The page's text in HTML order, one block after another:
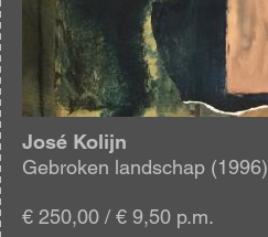
José Kolijn
Gebroken landschap (1996)
€ 250,00 / € 9,50 p.m.